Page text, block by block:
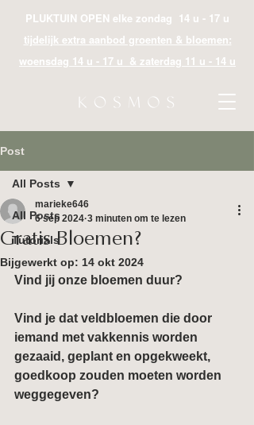
PLUKTUIN OPEN elke zondag 14 u - 17 u
tijdelijk extra aanbod groenten & bloemen:
woensdag 14 u - 17 u & zaterdag 11 u - 14 u
Post
All Posts
Tutorials
All Posts
Gratis Bloemen?
marieke646
6 sep 2024 3 minuten om te lezen
Bijgewerkt op: 14 okt 2024
Vind jij onze bloemen duur?
Vind je dat veldbloemen die door
iemand met vakkennis worden
gezaaid, geplant en opgekweekt,
goedkoop zouden moeten worden
weggegeven?